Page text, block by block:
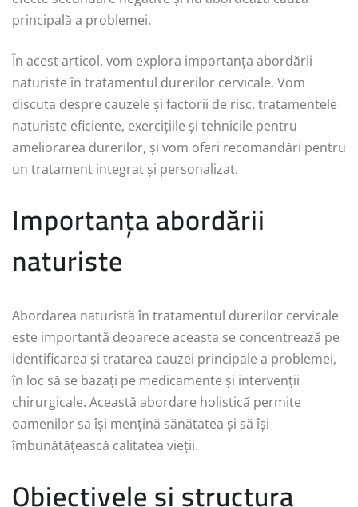
principală a problemei.
În acest articol, vom explora importanța abordării
naturiste în tratamentul durerilor cervicale. Vom
discuta despre cauzele și factorii de risc, tratamentele
naturiste eficiente, exercițiile și tehnicile pentru
ameliorarea durerilor, și vom oferi recomandări pentru
un tratament integrat și personalizat.
Importanța abordării
naturiste
Abordarea naturistă în tratamentul durerilor cervicale
este importantă deoarece aceasta se concentrează pe
identificarea și tratarea cauzei principale a problemei,
în loc să se bazați pe medicamente și intervenții
chirurgicale. Această abordare holistică permite
oamenilor să își mențină sănătatea și să își
îmbunătățească calitatea vieții.
Obiectivele și structura